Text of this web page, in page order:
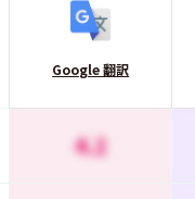
Google 翻訳
4.2